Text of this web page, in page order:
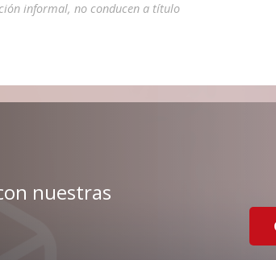
informal, no conducen a título
nuestras